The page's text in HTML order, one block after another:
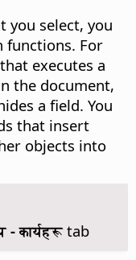
you select, you
functions. For
executes a
the document,
a field. You
that insert
objects into
- कार्यहरूtab